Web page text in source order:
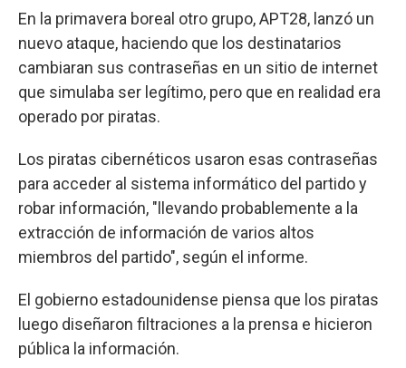
En la primavera boreal otro grupo, APT28, lanzó un
nuevo ataque, haciendo que los destinatarios
cambiaran sus contraseñas en un sitio de internet
que simulaba ser legítimo, pero que en realidad era
operado por piratas.
Los piratas cibernéticos usaron esas contraseñas
para acceder al sistema informático del partido y
robar información, "llevando probablemente a la
extracción de información de varios altos
miembros del partido", según el informe.
El gobierno estadounidense piensa que los piratas
luego diseñaron filtraciones a la prensa e hicieron
pública la información.